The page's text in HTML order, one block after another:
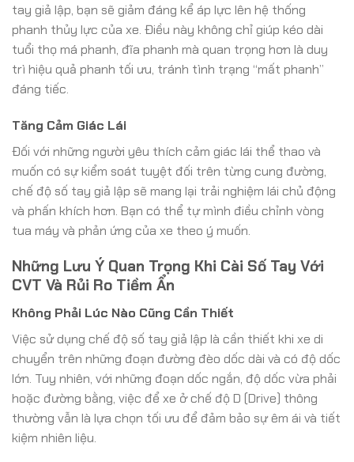
tay giả lập, bạn sẽ giảm đáng kể áp lực lên hệ thống
phanh thủy lực của xe. Điều này không chỉ giúp kéo dài
tuổi thọ má phanh, đĩa phanh mà quan trọng hơn là duy
trì hiệu quả phanh tối ưu, tránh tình trạng “mất phanh”
đáng tiếc.
Tăng Cảm Giác Lái
Đối với những người yêu thích cảm giác lái thể thao và
muốn có sự kiểm soát tuyệt đối trên từng cung đường,
chế độ số tay giả lập sẽ mang lại trải nghiệm lái chủ động
và phấn khích hơn. Bạn có thể tự mình điều chỉnh vòng
tua máy và phản ứng của xe theo ý muốn.
Những Lưu Ý Quan Trọng Khi Cài Số Tay Với
CVT Và Rủi Ro Tiềm Ẩn
Không Phải Lúc Nào Cũng Cần Thiết
Việc sử dụng chế độ số tay giả lập là cần thiết khi xe di
chuyển trên những đoạn đường đèo dốc dài và có độ dốc
lớn. Tuy nhiên, với những đoạn dốc ngắn, độ dốc vừa phải
hoặc đường bằng, việc để xe ở chế độ D (Drive) thông
thường vẫn là lựa chọn tối ưu để đảm bảo sự êm ái và tiết
kiệm nhiên liệu.